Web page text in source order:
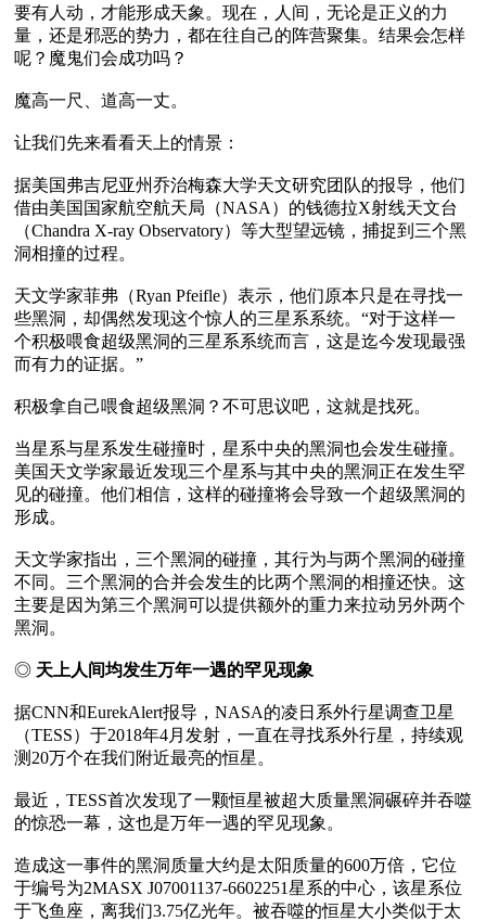
要有人动，才能形成天象。现在，人间，无论是正义的力
量，还是邪恶的势力，都在往自己的阵营聚集。结果会怎样
呢？魔鬼们会成功吗？
魔高一尺、道高一丈。
让我们先来看看天上的情景：
据美国弗吉尼亚州乔治梅森大学天文研究团队的报导，他们
借由美国国家航空航天局（NASA）的钱德拉X射线天文台
（Chandra X-ray Observatory）等大型望远镜，捕捉到三个黑
洞相撞的过程。
天文学家菲弗（Ryan Pfeifle）表示，他们原本只是在寻找一
些黑洞，却偶然发现这个惊人的三星系系统。“对于这样一
个积极喂食超级黑洞的三星系系统而言，这是迄今发现最强
而有力的证据。”
积极拿自己喂食超级黑洞？不可思议吧，这就是找死。
当星系与星系发生碰撞时，星系中央的黑洞也会发生碰撞。
美国天文学家最近发现三个星系与其中央的黑洞正在发生罕
见的碰撞。他们相信，这样的碰撞将会导致一个超级黑洞的
形成。
天文学家指出，三个黑洞的碰撞，其行为与两个黑洞的碰撞
不同。三个黑洞的合并会发生的比两个黑洞的相撞还快。这
主要是因为第三个黑洞可以提供额外的重力来拉动另外两个
黑洞。
◎ 天上人间均发生万年一遇的罕见现象
据CNN和EurekAlert报导，NASA的凌日系外行星调查卫星
（TESS）于2018年4月发射，一直在寻找系外行星，持续观
测20万个在我们附近最亮的恒星。
最近，TESS首次发现了一颗恒星被超大质量黑洞碾碎并吞噬
的惊恐一幕，这也是万年一遇的罕见现象。
造成这一事件的黑洞质量大约是太阳质量的600万倍，它位
于编号为2MASX J07001137-6602251星系的中心，该星系位
于飞鱼座，离我们3.75亿光年。被吞噬的恒星大小类似于太